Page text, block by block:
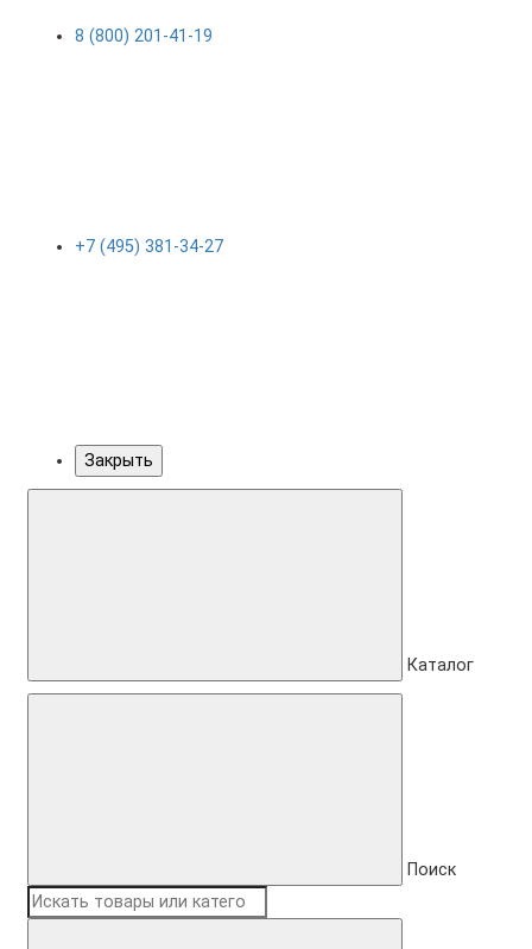
8 (800) 201-41-19
+7 (495) 381-34-27
Закрыть
Каталог
Поиск